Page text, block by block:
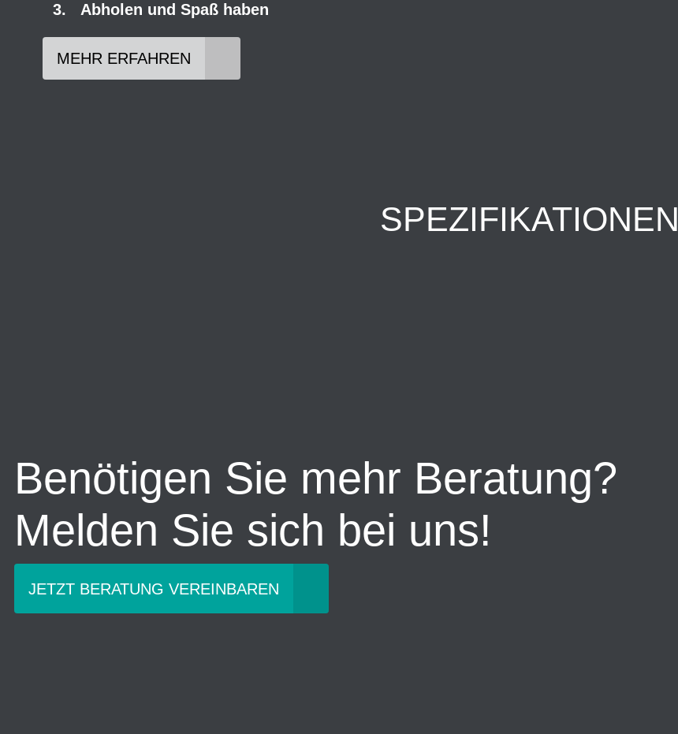
Abholen und Spaß haben
MEHR ERFAHREN
SPEZIFIKATIONEN
Benötigen Sie mehr Beratung?
Melden Sie sich bei uns!
JETZT BERATUNG VEREINBAREN